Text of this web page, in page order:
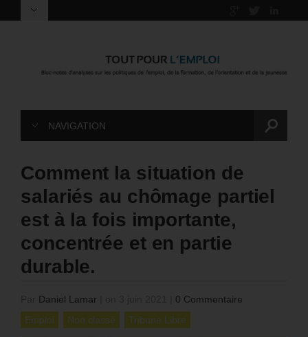
NAVIGATION
Comment la situation de
salariés au chômage partiel
est à la fois importante,
concentrée et en partie
durable.
Daniel Lamar
0 Commentaire
Emploi
Non classé Tribune Libre